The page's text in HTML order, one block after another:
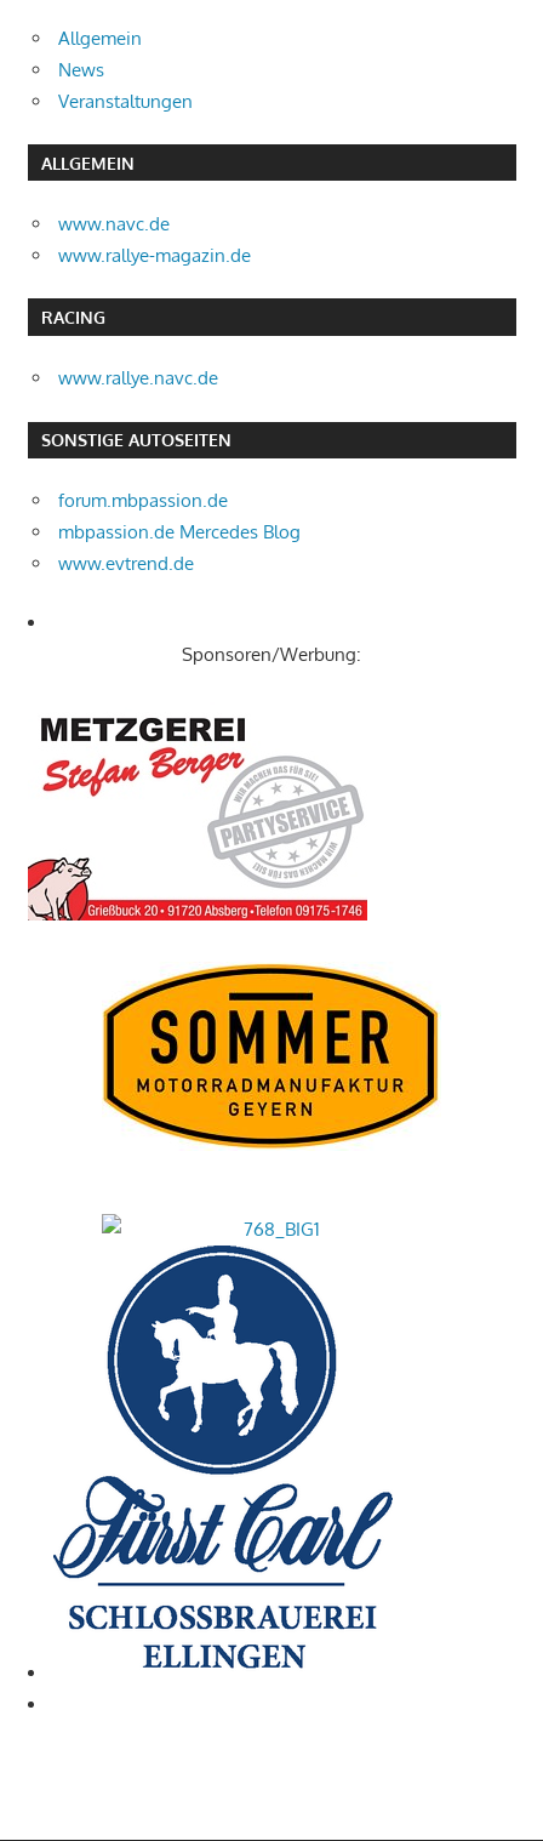
Allgemein
News
Veranstaltungen
ALLGEMEIN
www.navc.de
www.rallye-magazin.de
RACING
www.rallye.navc.de
SONSTIGE AUTOSEITEN
forum.mbpassion.de
mbpassion.de Mercedes Blog
www.evtrend.de
Sponsoren/Werbung: